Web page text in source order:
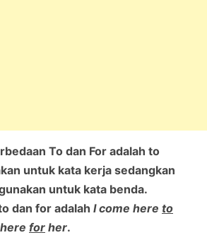
To dan For adalah to
untuk kata kerja sedangkan
untuk kata benda.
dan for adalah I come here to
for her.